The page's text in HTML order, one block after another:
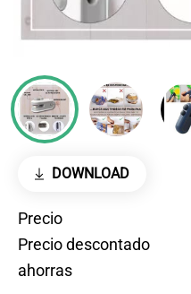
DOWNLOAD
Precio
Precio descontado
ahorras